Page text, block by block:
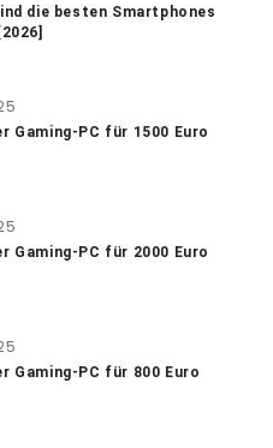
die besten Smartphones
Gaming-PC für 1500 Euro
Gaming-PC für 2000 Euro
Gaming-PC für 800 Euro